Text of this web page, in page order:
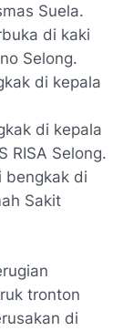
Suela.
di kaki
Selong.
di kepala
di kepala
RISA Selong.
bengkak di
Sakit
tronton
di